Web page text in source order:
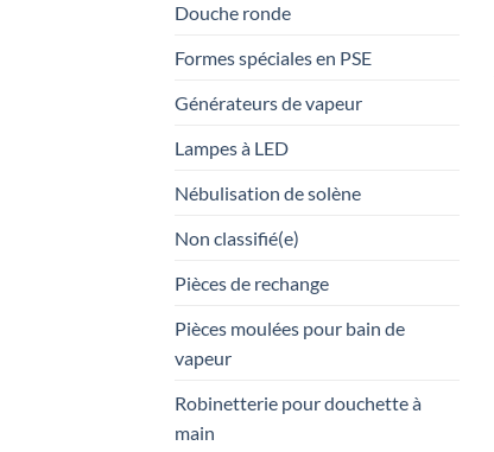
Douche ronde
Formes spéciales en PSE
Générateurs de vapeur
Lampes à LED
Nébulisation de solène
Non classifié(e)
Pièces de rechange
Pièces moulées pour bain de
vapeur
Robinetterie pour douchette à
main